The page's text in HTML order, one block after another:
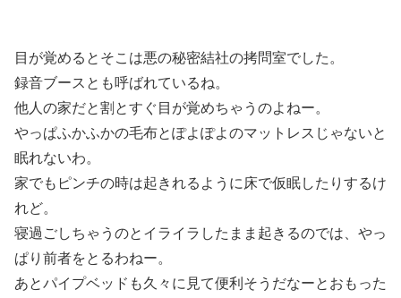
目が覚めるとそこは悪の秘密結社の拷問室でした。
録音ブースとも呼ばれているね。
他人の家だと割とすぐ目が覚めちゃうのよねー。
やっぱふかふかの毛布とぽよぽよのマットレスじゃないと
眠れないわ。
家でもピンチの時は起きれるように床で仮眠したりするけ
れど。
寝過ごしちゃうのとイライラしたまま起きるのでは、やっ
ぱり前者をとるわねー。
あとパイプベッドも久々に見て便利そうだなーとおもった